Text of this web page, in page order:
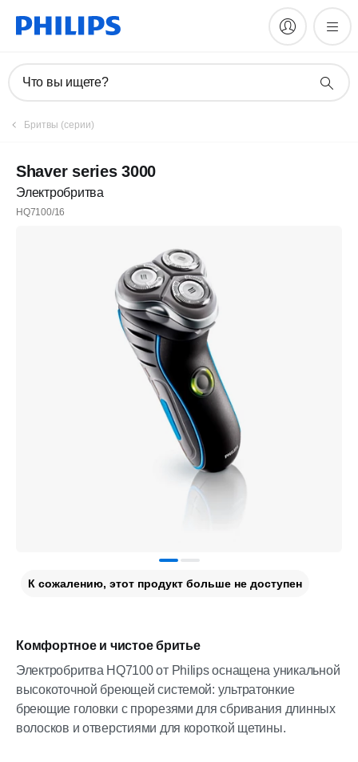
Что вы ищете?
Бритвы (серии)
Shaver series 3000
Электробритва
HQ7100/16
Комфортное и чистое бритье
Электробритва HQ7100 от Philips оснащена уникальной
высокоточной бреющей системой: ультратонкие
бреющие головки с прорезями для сбривания длинных
волосков и отверстиями для короткой щетины.
К сожалению, этот продукт больше не доступен